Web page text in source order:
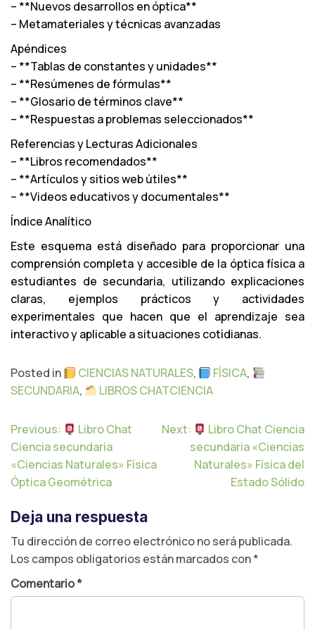
– **Nuevos desarrollos en óptica**
– Metamateriales y técnicas avanzadas
Apéndices
– **Tablas de constantes y unidades**
– **Resúmenes de fórmulas**
– **Glosario de términos clave**
– **Respuestas a problemas seleccionados**
Referencias y Lecturas Adicionales
– **Libros recomendados**
– **Artículos y sitios web útiles**
– **Videos educativos y documentales**
Índice Analítico
Este esquema está diseñado para proporcionar una
comprensión completa y accesible de la óptica física a
estudiantes de secundaria, utilizando explicaciones
claras, ejemplos prácticos y actividades
experimentales que hacen que el aprendizaje sea
interactivo y aplicable a situaciones cotidianas.
Posted in CIENCIAS NATURALES, FÍSICA,
SECUNDARIA, LIBROS CHATCIENCIA
N
a
e
g
c
ó
n
d
e
Previous:
Libro Chat
Ciencia secundaria
«Ciencias Naturales» Física
Óptica Geométrica
Next:
Libro Chat Ciencia
secundaria «Ciencias
Naturales» Física del
Estado Sólido
Deja una respuesta
Tu dirección de correo electrónico no será publicada.
Los campos obligatorios están marcados con*
Comentario*